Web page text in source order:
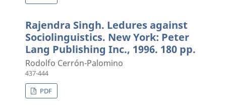
Rajendra Singh. Ledures against
Sociolinguistics. New York: Peter
Lang Publishing Inc., 1996. 180 pp.
Rodolfo Cerrón-Palomino
437-444
PDF